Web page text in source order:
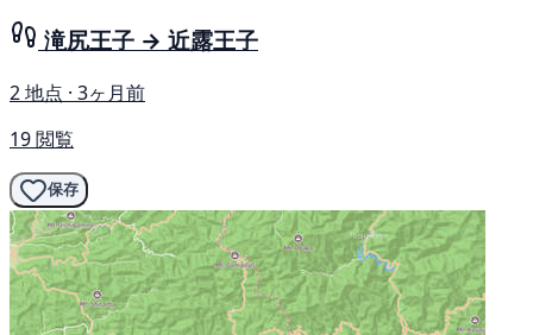
滝尻王子 → 近露王子
2 地点 · 3ヶ月前
19 閲覧
保存